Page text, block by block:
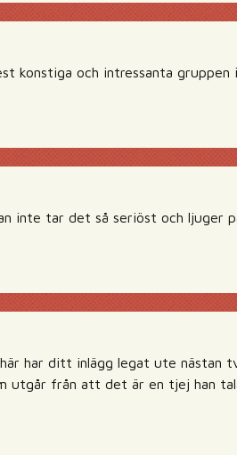
konstiga och intressanta
inte tar det så seriöst och ljuger
har ditt inlägg legat ute nästan
från att det är en tjej han